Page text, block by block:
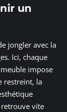
un
jongler avec la
Ici, chaque
impose
restreint, la
vite